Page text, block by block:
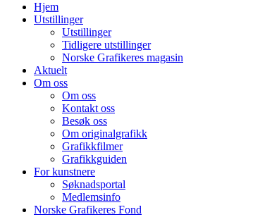
Hjem
Utstillinger
Utstillinger
Tidligere utstillinger
Norske Grafikeres magasin
Aktuelt
Om oss
Om oss
Kontakt oss
Besøk oss
Om originalgrafikk
Grafikkfilmer
Grafikkguiden
For kunstnere
Søknadsportal
Medlemsinfo
Norske Grafikeres Fond